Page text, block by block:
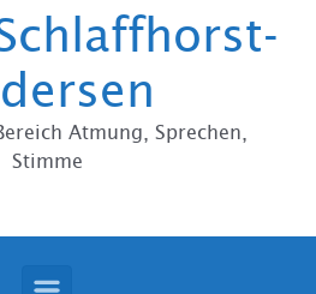
Atmung, Sprechen,
Stimme